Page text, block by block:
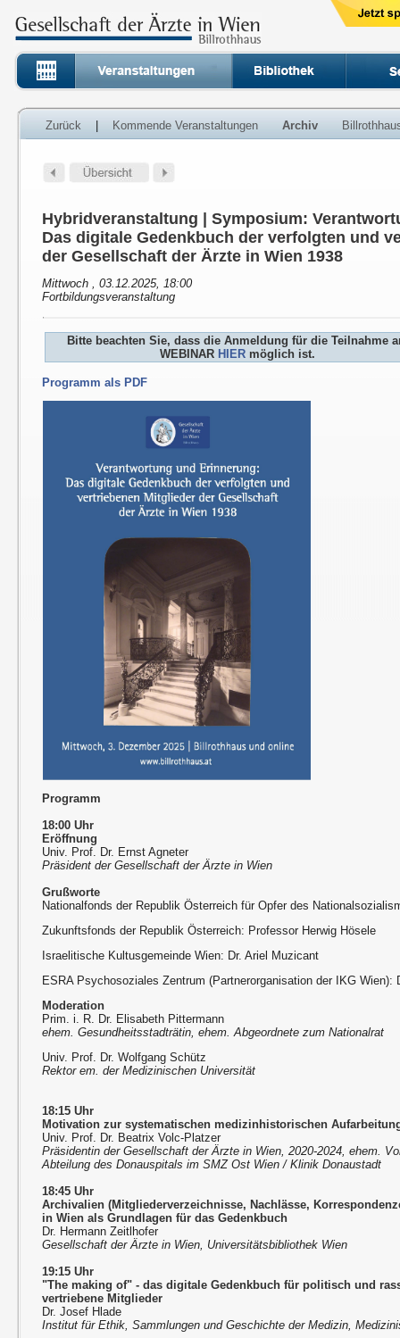
Zurück Kommende Veranstaltungen Archiv
Hybridveranstaltung | Symposium:
Das digitale Gedenkbuch der verfolgten und
der Gesellschaft der Ärzte in Wien 1938
Mittwoch , 03.12.2025, 18:00
Fortbildungsveranstaltung
Bitte beachten Sie, dass die Anmeldung für die Teilnahme
WEBINAR HIER möglich ist.
Programm als PDF
Programm
18:00 Uhr
Eröffnung
Univ. Prof. Dr. Ernst Agneter
Präsident der Gesellschaft der Ärzte in Wien
Grußworte
Nationalfonds der Republik Österreich für Opfer des
Zukunftsfonds der Republik Österreich: Professor Herwig Hösele
Israelitische Kultusgemeinde Wien: Dr. Ariel Muzicant
ESRA Psychosoziales Zentrum (Partnerorganisation der IKG Wien):
Moderation
Prim. i. R. Dr. Elisabeth Pittermann
ehem. Gesundheitsstadträtin, ehem. Abgeordnete zum Nationalrat
Univ. Prof. Dr. Wolfgang Schütz
Rektor em. der Medizinischen Universität
18:15 Uhr
Motivation zur systematischen medizinhistorischen
Univ. Prof. Dr. Beatrix Volc-Platzer
Präsidentin der Gesellschaft der Ärzte in Wien, 2020-2024, ehem.
Abteilung des Donauspitals im SMZ Ost Wien / Klinik Donaustadt
18:45 Uhr
Archivalien (Mitgliederverzeichnisse, Nachlässe,
in Wien als Grundlagen für das Gedenkbuch
Dr. Hermann Zeitlhofer
Gesellschaft der Ärzte in Wien, Universitätsbibliothek Wien
19:15 Uhr
"The making of" - das digitale Gedenkbuch für politisch und
vertriebene Mitglieder
Dr. Josef Hlade
Institut für Ethik, Sammlungen und Geschichte der Medizin,